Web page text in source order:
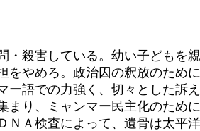
殺害している。幼い子どもを
やめろ。政治囚の釈放のため
語での力強く、切々とした訴え
り、ミャンマー民主化のため
Ａ検査によって、遺骨は太平